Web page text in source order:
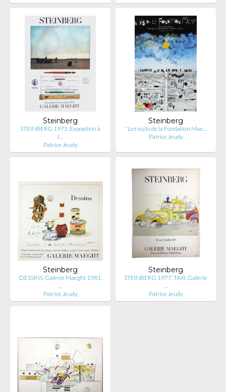
Steinberg
STEINBERG 1973. Exposition à
l…
Patrice Jeudy
Steinberg
"Les nuits de la Fondation Mae…
Patrice Jeudy
Steinberg
DESSINS. Galerie Maeght 1981.
…
Patrice Jeudy
Steinberg
STEINBERG 1977. TAXI. Galerie
…
Patrice Jeudy